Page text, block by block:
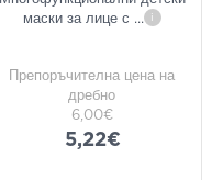
маски за лице с ... i
Препоръчителна цена на
дребно
6,00€
5,22€